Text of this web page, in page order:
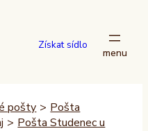
Získat sídlo
pošty > Pošta
> Pošta Studenec u